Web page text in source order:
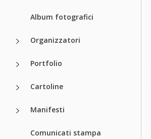
Album fotografici
Organizzatori
Portfolio
Cartoline
Manifesti
Comunicati stampa